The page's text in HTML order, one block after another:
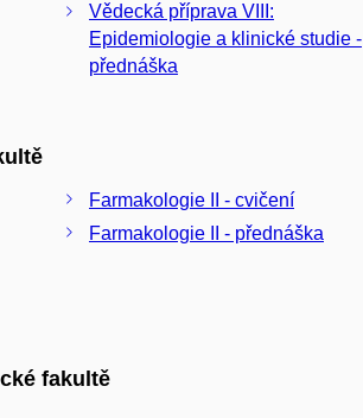
Vědecká příprava VIII:
Epidemiologie a klinické studie -
přednáška
Farmakologie II - cvičení
Farmakologie II - přednáška
fakultě